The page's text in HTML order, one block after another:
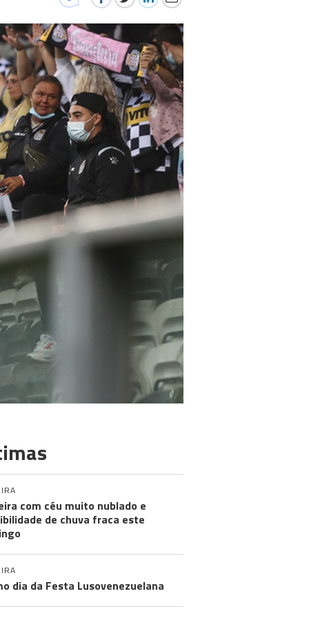
com céu muito nublado e
de chuva fraca este
dia da Festa Lusovenezuelana